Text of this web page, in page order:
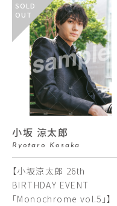
SOLD
OUT
小坂 涼太郎
Ryotaro Kosaka
【小坂涼太郎 26th
BIRTHDAY EVENT
「Monochrome vol.5」】